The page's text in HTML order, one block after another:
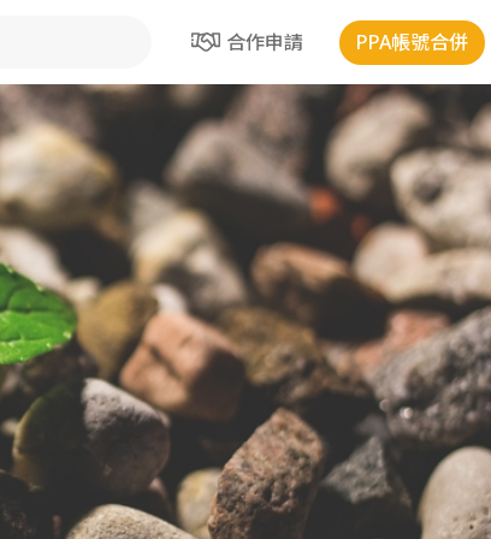
合作申請 PPA帳號合併